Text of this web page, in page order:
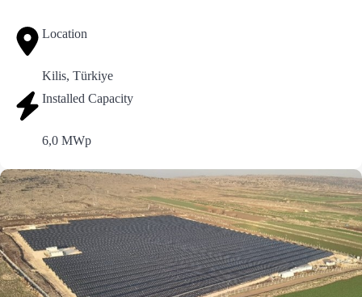
Location
Kilis, Türkiye
Installed Capacity
6,0 MWp